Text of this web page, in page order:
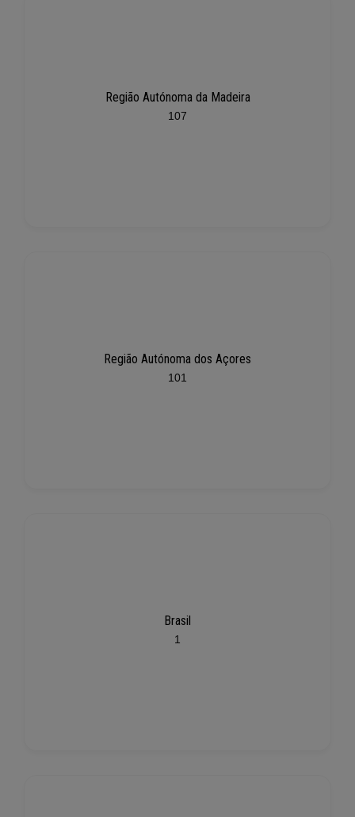
Região Autónoma da Madeira
107
Região Autónoma dos Açores
101
Brasil
1